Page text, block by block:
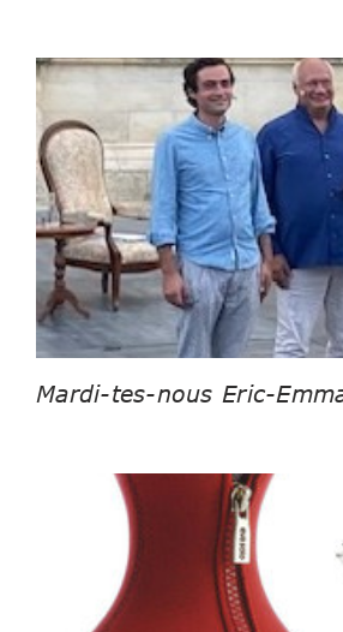
Mardi-tes-nous Eric-